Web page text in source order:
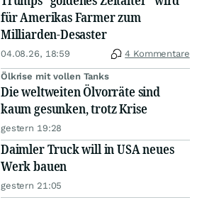
für Amerikas Farmer zum
Milliarden-Desaster
04.08.26, 18:59 4 Kommentare
Ölkrise mit vollen Tanks
Die weltweiten Ölvorräte sind
kaum gesunken, trotz Krise
gestern 19:28
Daimler Truck will in USA neues
Werk bauen
gestern 21:05